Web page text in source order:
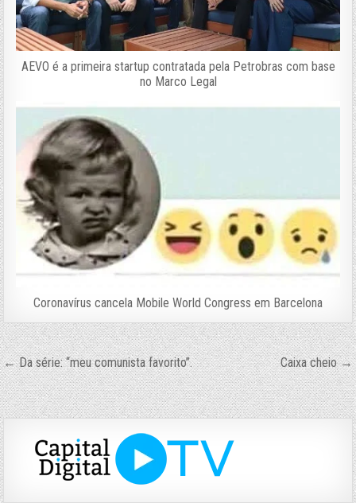
AEVO é a primeira startup contratada pela Petrobras com base
no Marco Legal
Coronavírus cancela Mobile World Congress em Barcelona
Navegação
de
Post
← Da série: “meu comunista favorito”. Caixa cheio →